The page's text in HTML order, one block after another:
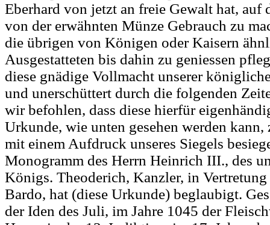
Eberhard von jetzt an freie Gewalt hat, auf
von der erwähnten Münze Gebrauch zu
die übrigen von Königen oder Kaisern
Ausgestatteten bis dahin zu geniessen
diese gnädige Vollmacht unserer
und unerschüttert durch die folgenden
wir befohlen, dass diese hierfür
Urkunde, wie unten gesehen werden
mit einem Aufdruck unseres Siegels
Monogramm des Herrn Heinrich III., des
Königs. Theoderich, Kanzler, in Vertretung
Bardo, hat (diese Urkunde) beglaubigt.
der Iden des Juli, im Jahre 1045 der